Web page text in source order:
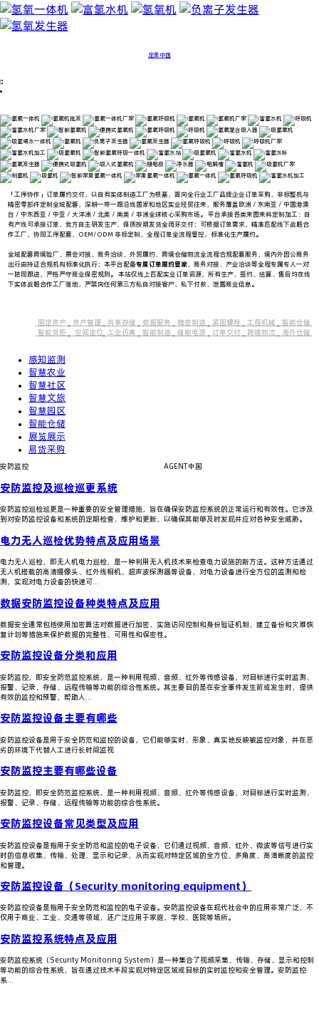
定单中国

「工序协作」订单履约交付，以自有实体制造工厂为根基，面向全行业工厂品牌企业订单采购、非标整机与
精密零部件定制全域配套，深耕一带一路沿线国家和地区实业经贸往来，服务覆盖欧洲 / 东南亚 / 中国港澳
台 / 中东西亚 / 中亚 / 大洋洲 / 北美 / 南美 / 非洲全球核心采购市场。 平台承接各类来图来料定制加工：自
有产线可承接订单，我方自主研发生产、保质按期发货全闭环交付；可根据订单需求，精准匹配线下战略合
作工厂，协同工序配套、OEM/ODM 非标定制，全程订单全流程管控，标准化生产履约。
全域配套跨境验厂、展会对接、商务洽谈、外贸履约、跨境仓储物流全流程合规配套服务，境内外因公商务
出行由持证合规机构标准化执行；本平台配备专属订单履约管家，商务对接、产业洽谈等全程专属专人一对
一陪同跟进，严格严守商业保密规则。 本站仅线上匹配实业订单资源，所有生产、签约、结算、售后均在线
下实体战略合作工厂落地，严禁向任何第三方私自对接客户、私下付款、泄露商业信息。
固定资产 资产管理 共享存储 数据服务 精密制造 紧固螺栓 工程机械
智能仓储
智能货柜
空间定位 工业仿真 智能制造 储能电源 订单交付 跨境物流 海外仓储
感知监测
智慧农业
智慧社区
智慧文旅
智慧园区
智能仓储
展览展示
易货采购
安防监控 AGENT.中国
安防监控及巡检巡更系统
安防监控巡检巡更是一种重要的安全管理措施，旨在确保安防监控系统的正常运行和有效性。它涉及
到对安防监控设备和系统的定期检查、维护和更新，以确保其能够及时发现并应对各种安全威胁。
电力无人巡检优势特点及应用场景
电力无人巡检，即无人机电力巡检，是一种利用无人机技术来检查电力设施的新方法。这种方法通过
无人机搭载的高清摄像头、红外线相机、超声波探测器等设备，对电力设备进行全方位的监测和检
测，实现对电力设备的快速可...
数据安防监控设备种类特点及应用
数据安全通常包括使用加密算法对数据进行加密、实施访问控制和身份验证机制、建立备份和灾难恢
复计划等措施来保护数据的完整性、可用性和保密性。
安防监控设备分类和应用
安防监控，即安全防范监控系统，是一种利用视频、音频、红外等传感设备，对目标进行实时监测、
报警、记录、存储、远程传输等功能的综合性系统。其主要目的是在安全事件发生前或发生时，提供
有效的监控和预警，帮助人...
安防监控设备主要有哪些
安防监控设备是用于安全防范和监控的设备，它们能够实时、形象、真实地反映被监控对象，并在恶
劣的环境下代替人工进行长时间监视
安防监控主要有哪些设备
安防监控，即安全防范监控系统，是一种利用视频、音频、红外等传感设备，对目标进行实时监测、
报警、记录、存储、远程传输等功能的综合性系统。
安防监控设备常见类型及应用
安防监控设备是指用于安全防范和监控的电子设备，它们通过视频、音频、红外、微波等信号进行实
时的信息收集、传输、处理、显示和记录，从而实现对特定区域的全方位、多角度、高清晰度的监控
和管理。
安防监控设备（Security monitoring equipment）
安防监控设备是指用于安全防范和监控的电子设备。安防监控设备在现代社会中的应用非常广泛，不
仅用于商业、工业、交通等领域，还广泛应用于家庭、学校、医院等场所。
安防监控系统特点及应用
安防监控系统（Security Monitoring System）是一种集合了视频采集、传输、存储、显示和控制
等功能的综合性系统，旨在通过技术手段实现对特定区域或目标的实时监控和安全管理。安防监控
系...